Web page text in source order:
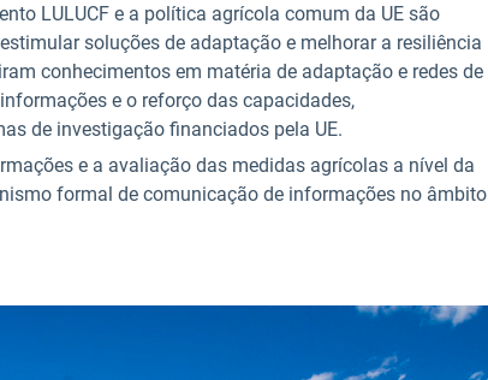
LULUCF e a política agrícola comum da UE são
soluções de adaptação e melhorar a resiliência
conhecimentos em matéria de adaptação e redes de
e o reforço das capacidades,
de investigação financiados pela UE.
e a avaliação das medidas agrícolas a nível da
formal de comunicação de informações no âmbito